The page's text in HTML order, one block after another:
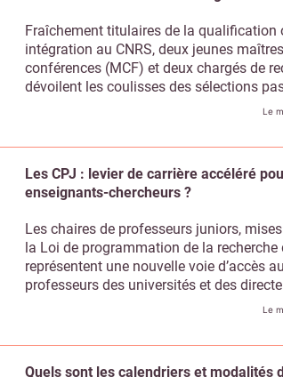
Fraîchement titulaires de la qualification
intégration au CNRS, deux jeunes
conférences (MCF) et deux chargés de
dévoilent les coulisses des sélections
Le
Les CPJ : levier de carrière accéléré
enseignants-chercheurs ?
Les chaires de professeurs juniors,
la Loi de programmation de la recherche
représentent une nouvelle voie d’accès
professeurs des universités et des
Le
Quels sont les calendriers et modalités